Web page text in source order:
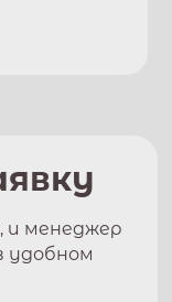
и менеджер
удобном